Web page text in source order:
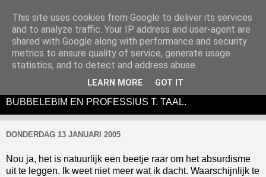
DE BUBBELEBIM IS EEN (ANTI)LITERAIR EN
PERFORMANCEVIDUO BESTAANDE UIT SIM SALA
BUBBELEBIM EN PROFESSIUS T. TAAL.
DONDERDAG 13 JANUARI 2005
Nou ja, het is natuurlijk een beetje raar om het absurdisme
uit te leggen. Ik weet niet meer wat ik dacht. Waarschijnlijk te
This site uses cookies from Google to deliver its services
and to analyze traffic. Your IP address and user-agent are
shared with Google along with performance and security
metrics to ensure quality of service, generate usage
statistics, and to detect and address abuse.
LEARN MORE GOT IT